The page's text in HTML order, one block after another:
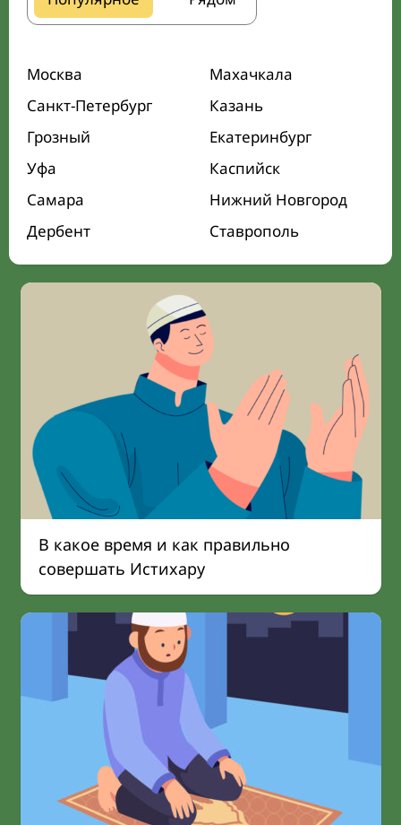
Москва
Махачкала
Санкт-Петербург
Казань
Грозный
Екатеринбург
Уфа
Каспийск
Самара
Нижний Новгород
Дербент
Ставрополь
В какое время и как правильно
совершать Истихару